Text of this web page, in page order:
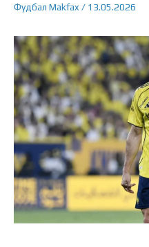
Фудбал Makfax / 13.05.2026